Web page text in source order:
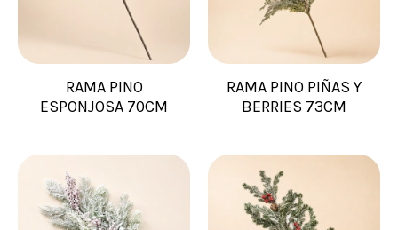
RAMA PINO
ESPONJOSA 70CM
RAMA PINO PIÑAS Y
BERRIES 73CM